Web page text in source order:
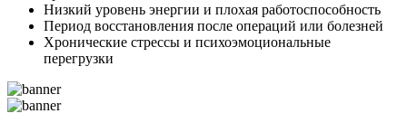
Низкий уровень энергии и плохая работоспособность
Период восстановления после операций или болезней
Хронические стрессы и психоэмоциональные
перегрузки